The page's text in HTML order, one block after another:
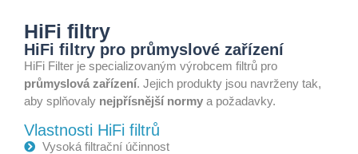
HiFi filtry
HiFi filtry pro průmyslové zařízení
HiFi Filter je specializovaným výrobcem filtrů pro
průmyslová zařízení. Jejich produkty jsou navrženy tak,
aby splňovaly nejpřísnější normy a požadavky.
Vlastnosti HiFi filtrů
Vysoká filtrační účinnost